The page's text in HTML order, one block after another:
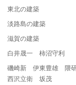
東北の建築
淡路島の建築
滋賀の建築
白井晟一 柿沼守利
磯崎新 伊東豊雄 隈
西沢立衛 坂茂